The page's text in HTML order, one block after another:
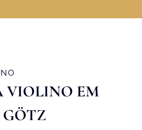
VIOLINO EM